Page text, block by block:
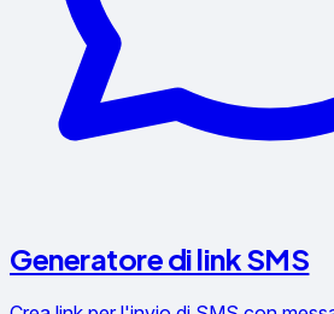
Generatore di link SMS